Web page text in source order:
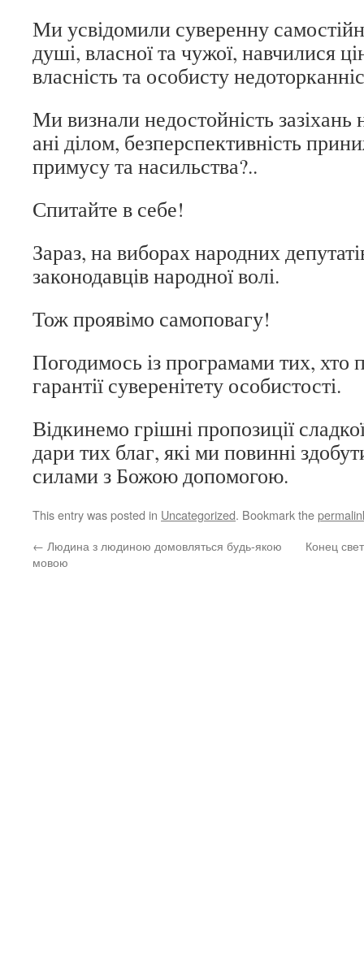
Ми усвідомили суверенну
душі, власної та чужої, навчилися
власність та особисту
Ми визнали недостойність зазіхань
ані ділом, безперспективність
примусу та насильства?..
Спитайте в себе!
Зараз, на виборах народних
законодавців народної волі.
Тож проявімо самоповагу!
Погодимось із програмами тих, хто
гарантії суверенітету особистості.
Відкинемо грішні пропозиції
дари тих благ, які ми повинні
силами з Божою допомогою.
This entry was posted in Uncategorized. Bookmark the
← Людина з людиною домовляться будь-якою
мовою
Конец